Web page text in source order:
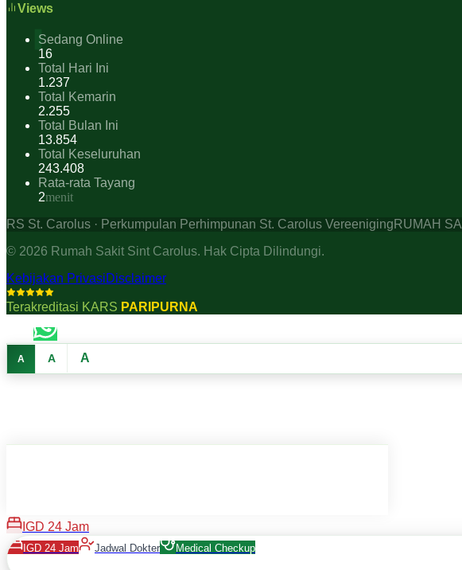
Views
Sedang Online
16
Total Hari Ini
1.237
Total Kemarin
2.255
Total Bulan Ini
13.854
Total Keseluruhan
243.408
Rata-rata Tayang
2menit
RS St. Carolus · Perkumpulan Perhimpunan St. Carolus Vereeniging RUMAH
© 2026 Rumah Sakit Sint Carolus. Hak Cipta Dilindungi.
Kebijakan PrivasiDisclaimer
Terakreditasi KARS PARIPURNA
A A A
IGD 24 Jam
IGD 24 Jam Jadwal Dokter Medical Checkup